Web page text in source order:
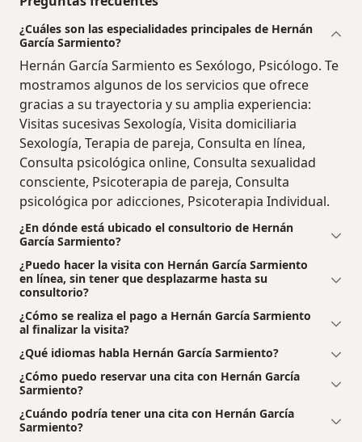
¿Cuáles son las especialidades principales de Hernán
García Sarmiento?
Hernán García Sarmiento es Sexólogo, Psicólogo. Te
mostramos algunos de los servicios que ofrece
gracias a su trayectoria y su amplia experiencia:
Visitas sucesivas Sexología, Visita domiciliaria
Sexología, Terapia de pareja, Consulta en línea,
Consulta psicológica online, Consulta sexualidad
consciente, Psicoterapia de pareja, Consulta
psicológica por adicciones, Psicoterapia Individual.
¿En dónde está ubicado el consultorio de Hernán
García Sarmiento?
¿Puedo hacer la visita con Hernán García Sarmiento
en línea, sin tener que desplazarme hasta su
consultorio?
¿Cómo se realiza el pago a Hernán García Sarmiento
al finalizar la visita?
¿Qué idiomas habla Hernán García Sarmiento?
¿Cómo puedo reservar una cita con Hernán García
Sarmiento?
¿Cuándo podría tener una cita con Hernán García
Sarmiento?